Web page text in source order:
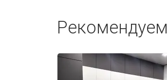
Рекомендуем